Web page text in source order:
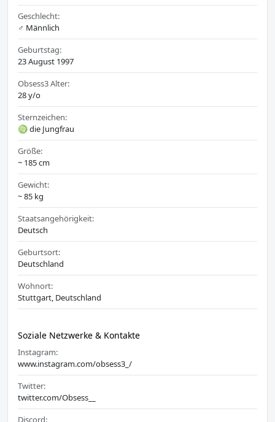
Geschlecht:
♂️ Männlich
Geburtstag:
23 August 1997
Obsess3 Alter:
28 y/o
Sternzeichen:
♍ die Jungfrau
Größe:
~ 185 cm
Gewicht:
~ 85 kg
Staatsangehörigkeit:
Deutsch
Geburtsort:
Deutschland
Wohnort:
Stuttgart, Deutschland
Soziale Netzwerke & Kontakte
Instagram:
www.instagram.com/obsess3_/
Twitter:
twitter.com/Obsess__
Discord: